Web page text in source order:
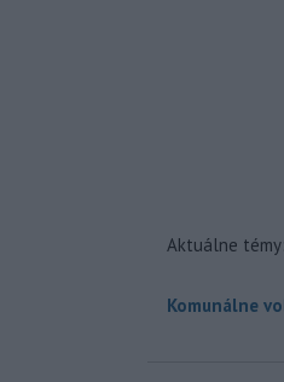
Aktuálne témy:
Komunálne